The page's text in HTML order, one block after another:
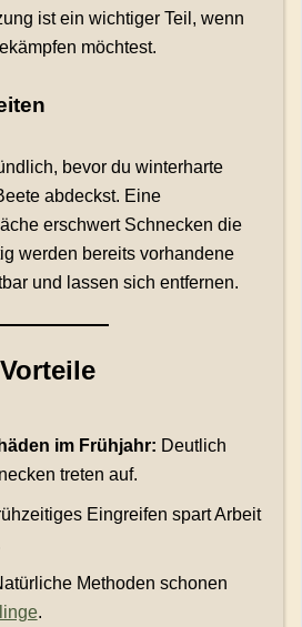
ist ein wichtiger Teil, wenn
möchtest.
bevor du winterharte
abdeckst. Eine
erschwert Schnecken die
werden bereits vorhandene
und lassen sich entfernen.
im Frühjahr: Deutlich
treten auf.
Eingreifen spart Arbeit
Methoden schonen
.